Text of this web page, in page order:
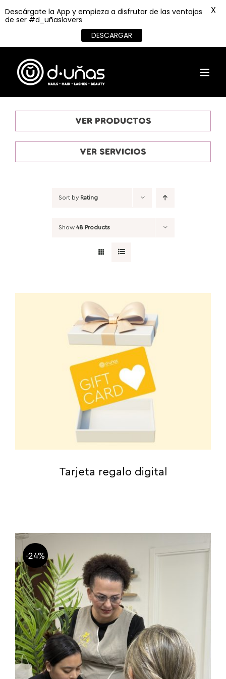
content
VER PRODUCTOS
VER SERVICIOS
Sort by Rating
Show 48 Products
Tarjeta regalo digital
-24%
Descárgate la App y empieza a disfrutar de las ventajas
de ser #d_uñaslovers
DESCARGAR
X